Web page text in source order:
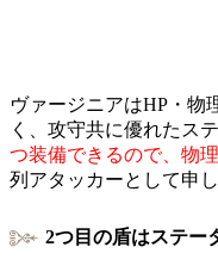
ヴァージニアはHP・物
く、攻守共に優れたス
つ装備できるので、物
列アタッカーとして申
2つ目の盾はステー